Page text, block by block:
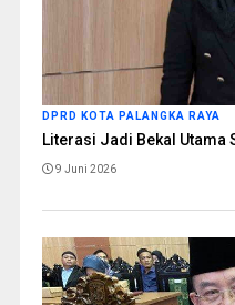
DPRD KOTA PALANGKA RAYA
Literasi Jadi Bekal Utama
9 Juni 2026